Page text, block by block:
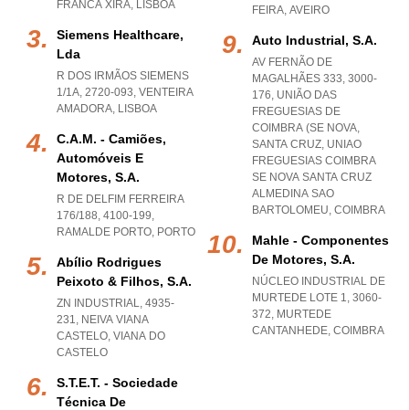
FRANCA XIRA, LISBOA
Siemens Healthcare,
Lda
R DOS IRMÃOS SIEMENS
1/1A, 2720-093, VENTEIRA
AMADORA, LISBOA
C.a.m. - Camiões,
Automóveis E
Motores, S.a.
R DE DELFIM FERREIRA
176/188, 4100-199,
RAMALDE PORTO, PORTO
Abílio Rodrigues
Peixoto & Filhos, S.a.
ZN INDUSTRIAL, 4935-
231, NEIVA VIANA
CASTELO, VIANA DO
CASTELO
S.t.e.t. - Sociedade
Técnica De
FEIRA, AVEIRO
Auto Industrial, S.a.
AV FERNÃO DE
MAGALHÃES 333, 3000-
176, UNIÃO DAS
FREGUESIAS DE
COIMBRA (SE NOVA,
SANTA CRUZ, UNIAO
FREGUESIAS COIMBRA
SE NOVA SANTA CRUZ
ALMEDINA SAO
BARTOLOMEU, COIMBRA
Mahle - Componentes
De Motores, S.a.
NÚCLEO INDUSTRIAL DE
MURTEDE LOTE 1, 3060-
372, MURTEDE
CANTANHEDE, COIMBRA